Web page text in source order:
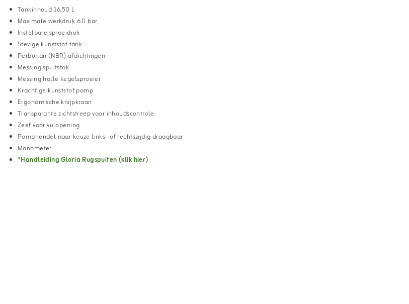
Tankinhoud 16,50 L
Maximale werkdruk 6.0 bar
Instelbare sproeidruk
Stevige kunststof tank
Perbunan (NBR) afdichtingen
Messing spuitstok
Messing holle kegelsproeier
Krachtige kunststof pomp
Ergonomische knijpkraan
Transparante zichtstreep voor inhoudscontrole
Zeef voor vulopening
Pomphendel naar keuze links- of rechtszijdig draagbaar
Manometer
*Handleiding Gloria Rugspuiten (klik hier)